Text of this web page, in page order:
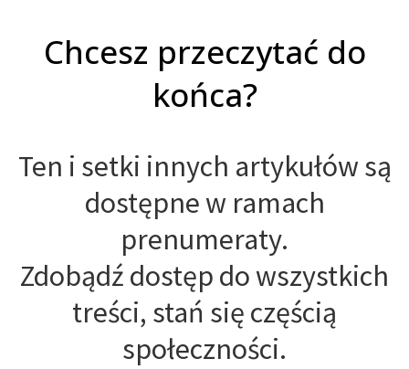
Chcesz przeczytać do
końca?
Ten i setki innych artykułów są
dostępne w ramach
prenumeraty.
Zdobądź dostęp do wszystkich
treści, stań się częścią
społeczności.